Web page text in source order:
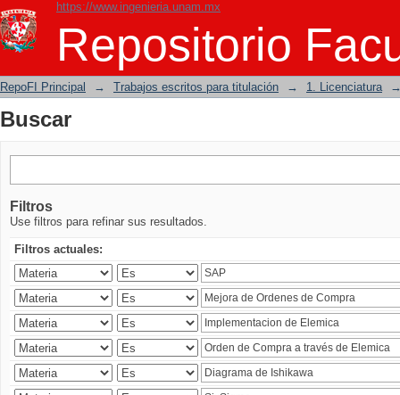
https://www.ingenieria.unam.mx
Repositorio
Buscar
RepoFI Principal → Trabajos escritos para titulación → 1. Licenciatura
Buscar
Filtros
Use filtros para refinar sus resultados.
Filtros actuales: